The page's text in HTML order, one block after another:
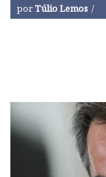
porTúlio Lemos